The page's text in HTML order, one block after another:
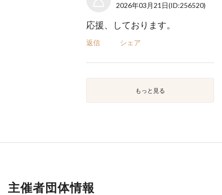
2026年03月21日(ID:256520)
応援、しております。
返信 シェア
もっと見る
主催者団体情報